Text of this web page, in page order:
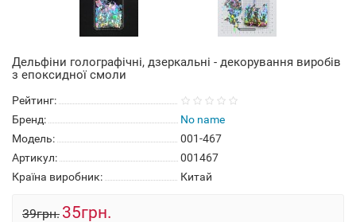
Дельфіни голографічні, дзеркальні - декорування виробів
з епоксидної смоли
Рейтинг:
Бренд:
No name
Модель:
001-467
Артикул:
001467
Країна виробник:
Китай
39грн. 35грн.